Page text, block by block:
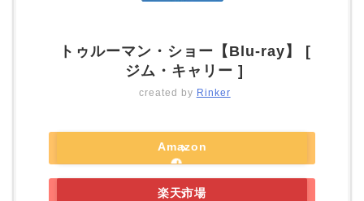
トゥルーマン・ショー【Blu-ray】 [
ジム・キャリー ]
created by Rinker
Amazon
楽天市場